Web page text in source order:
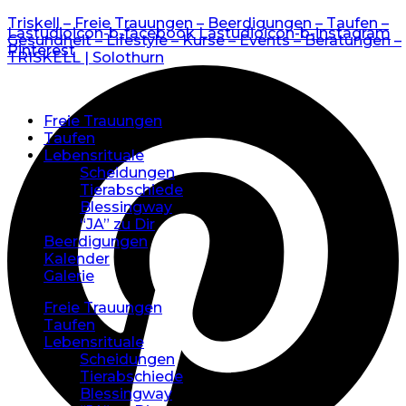
Triskell – Freie Trauungen – Beerdigungen – Taufen –
Gesundheit – Lifestyle – Kurse – Events – Beratungen –
TRISKELL | Solothurn
Freie Trauungen
Taufen
Lebensrituale
Scheidungen
Tierabschiede
Blessingway
“JA” zu Dir
Beerdigungen
Kalender
Galerie
Freie Trauungen
Taufen
Lebensrituale
Scheidungen
Tierabschiede
Blessingway
Lastudioicon-b-facebook Lastudioicon-b-instagram
Pinterest